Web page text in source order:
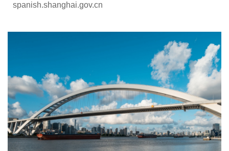
spanish.shanghai.gov.cn